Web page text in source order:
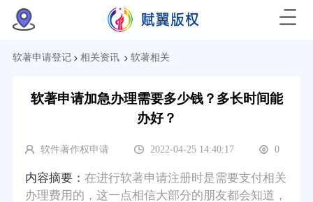
软著申请登记> 相关资讯> 软著相关
软著申请加急办理需要多少钱？多长时间能
办好？
软件著作权申请 2022-04-25 14:40:17 0
内容摘要： 在进行软著申请注册时是需要支付相关
办理费用的，这一点相信大部分的朋友都会知道，